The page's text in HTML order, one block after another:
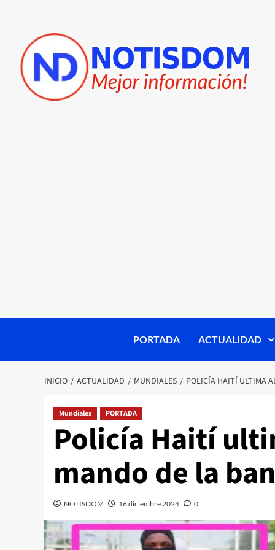
PORTADA ACTUALIDAD
INICIO ACTUALIDAD MUNDIALES POLICÍA HAITÍ ULTIMA
Mundiales PORTADA
Policía Haití
mando de la
NOTISDOM 16 diciembre 2024 0